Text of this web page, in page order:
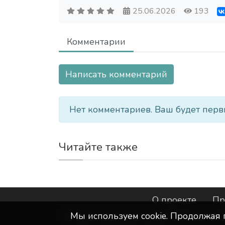
25.06.2026 193
Комментарии
Написать комментарий
Нет комментариев. Ваш будет
Читайте также
О проекте
©ООО "Интернет-Курск"- Все
Мы используем сookie. Продолжая